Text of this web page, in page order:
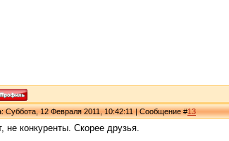
Суббота, 12 Февраля 2011, 10:42:11 | Сообщение #13
не конкуренты. Скорее друзья.